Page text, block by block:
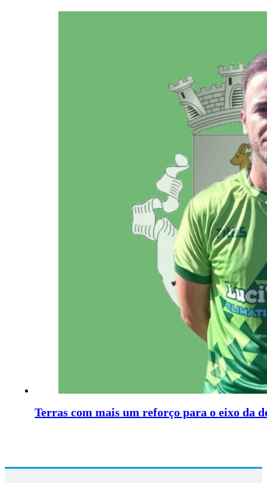
Terras com mais um reforço para o eixo da